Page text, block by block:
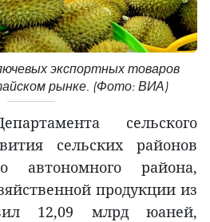
экспортных товаров
рынке. (Фото: ВИА)
сельского
сельских районов
автономного района,
продукции из
12,09 млрд юаней,